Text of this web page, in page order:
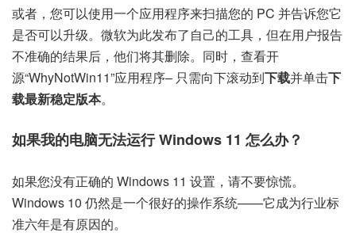
或者，您可以使用一个应用程序来扫描您的 PC 并告诉您它
是否可以升级。微软为此发布了自己的工具，但在用户报告
不准确的结果后，他们将其删除。同时， 查看开
源“WhyNotWin11”应用程序– 只需向下滚动到下载并单击下
载最新稳定版本。
如果我的电脑无法运行 Windows 11 怎么办？
如果您没有正确的 Windows 11 设置，请不要惊慌。
Windows 10 仍然是一个很好的操作系统——它成为行业标
准六年是有原因的。